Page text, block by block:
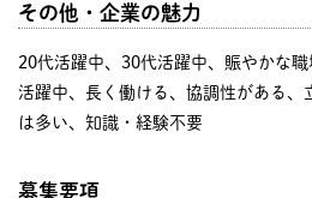
その他・企業の魅力
20代活躍中、30代活躍中、賑やかな
活躍中、長く働ける、協調性がある、
は多い、知識・経験不要
募集要項